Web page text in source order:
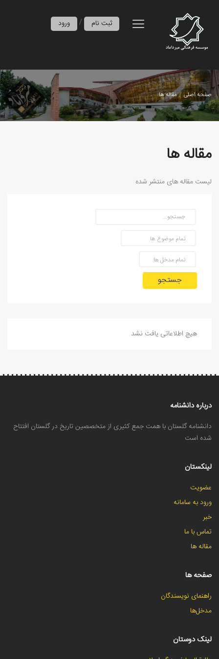
ورود / ثبت نام
صفحه اصلی مقاله ها
مقاله ها
لیست مقاله های منتشر شده
جستجو
هیچ اطلاعاتی یافت نشد
درباره دانشنامه
دانشنامه گلستان با همت جمع کثیری از متخصصین تاریخ در گلستان افتتاح
شده است
لینکستان
عضویت
ورود به سامانه
خبر
تماس با ما
مقاله ها
صفحه ها
راهنمای نویسندگان
مدخل‌ها
لینک دوستان